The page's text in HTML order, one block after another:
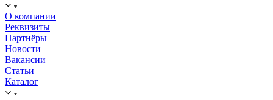
О компании
Реквизиты
Партнёры
Новости
Вакансии
Статьи
Каталог